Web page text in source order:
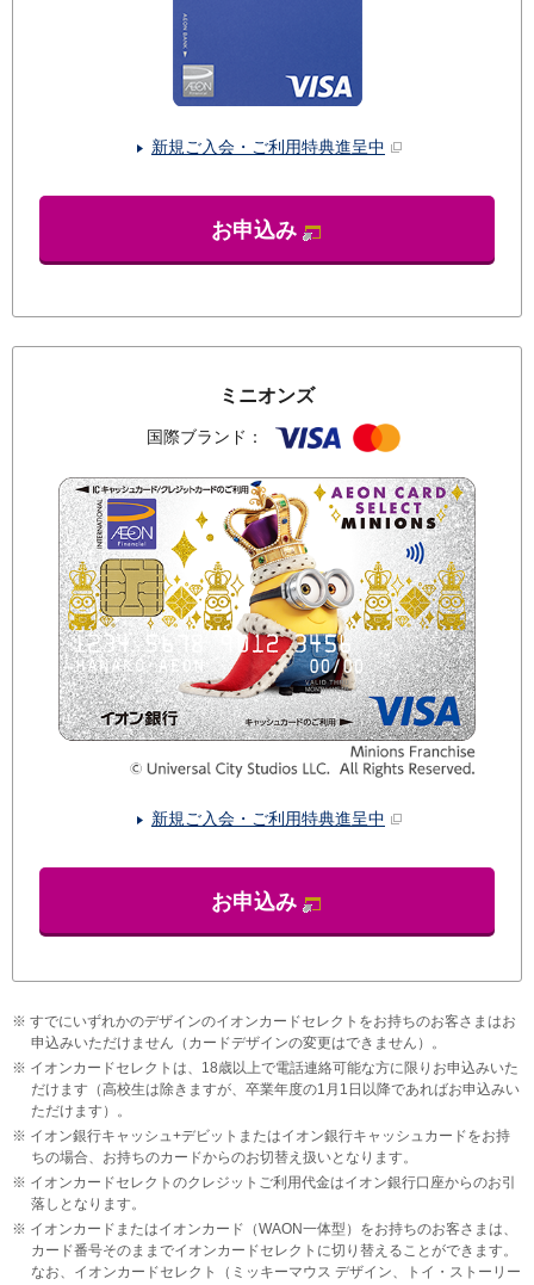
新規ご入会・ご利用特典進呈中
お申込み
ミニオンズ
国際ブランド：
新規ご入会・ご利用特典進呈中
お申込み
※ すでにいずれかのデザインのイオンカードセレクトをお持ちのお客さまはお
申込みいただけません（カードデザインの変更はできません）。
※ イオンカードセレクトは、18歳以上で電話連絡可能な方に限りお申込みいた
だけます（高校生は除きますが、卒業年度の1月1日以降であればお申込みい
ただけます）。
※ イオン銀行キャッシュ+デビットまたはイオン銀行キャッシュカードをお持
ちの場合、お持ちのカードからのお切替え扱いとなります。
※ イオンカードセレクトのクレジットご利用代金はイオン銀行口座からのお引
落しとなります。
※ イオンカードまたはイオンカード（WAON一体型）をお持ちのお客さまは、
カード番号そのままでイオンカードセレクトに切り替えることができます。
なお、イオンカードセレクト（ミッキーマウス デザイン、トイ・ストーリー